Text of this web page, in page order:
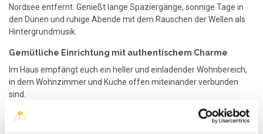
Nordsee entfernt. Genießt lange Spaziergänge, sonnige Tage in
den Dünen und ruhige Abende mit dem Rauschen der Wellen als
Hintergrundmusik.
Gemütliche Einrichtung mit authentischem Charme
Im Haus empfängt euch ein heller und einladender Wohnbereich,
in dem Wohnzimmer und Küche offen miteinander verbunden
sind.
Ein Kaminofen und eine moderne Wärmepumpe sorgen zu jeder
Jahreszeit für wohlige Wärme und eine angenehme Atmosphäre.